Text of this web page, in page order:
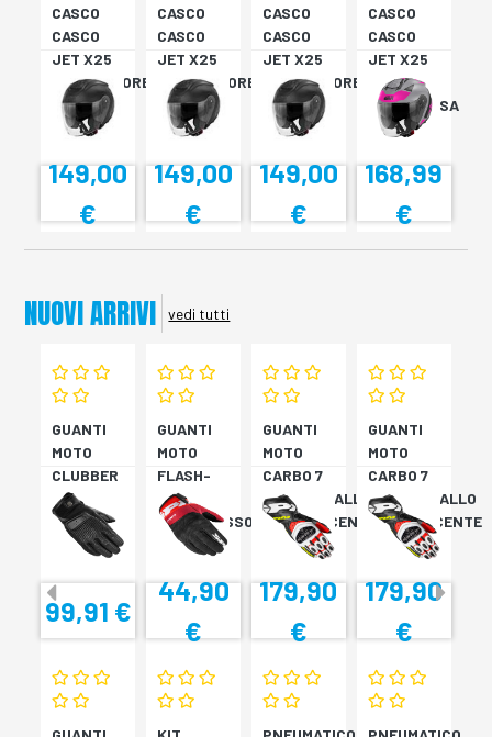
CASCO
CASCO
JET X25
MONOCOLORE
NERO XS
149,00
€
CASCO
CASCO
JET X25
MONOCOLORE
NERO XS
149,00
€
CASCO
CASCO
JET X25
MONOCOLORE
NERO XS
149,00
€
CASCO
CASCO
JET X25
TARGET
TITAN/ROSA
XS
168,99
€
NUOVI ARRIVI vedi tutti
GUANTI
MOTO
CLUBBER
GLOVE
NERO
99,91 €
GUANTI
MOTO
FLASH-
KP
NERO/ROSSO
44,90
€
GUANTI
MOTO
CARBO 7
ROSSO/GIALLO
FLUORESCENTE
179,90
€
GUANTI
MOTO
CARBO 7
ROSSO/GIALLO
FLUORESCENTE
179,90
€